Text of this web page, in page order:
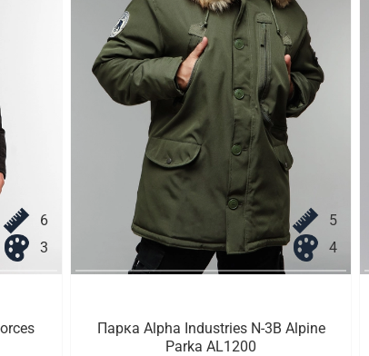
6
3
5
4
Парка Alpha Industries N-3B Alpine
Parka AL1200